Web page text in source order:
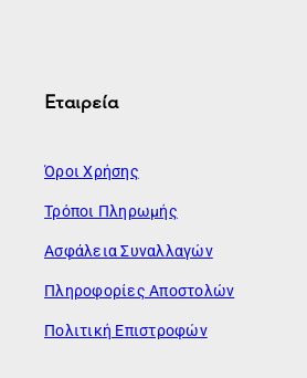
Εταιρεία
Όροι Χρήσης
Τρόποι Πληρωμής
Ασφάλεια Συναλλαγών
Πληροφορίες Αποστολών
Πολιτική Επιστροφών